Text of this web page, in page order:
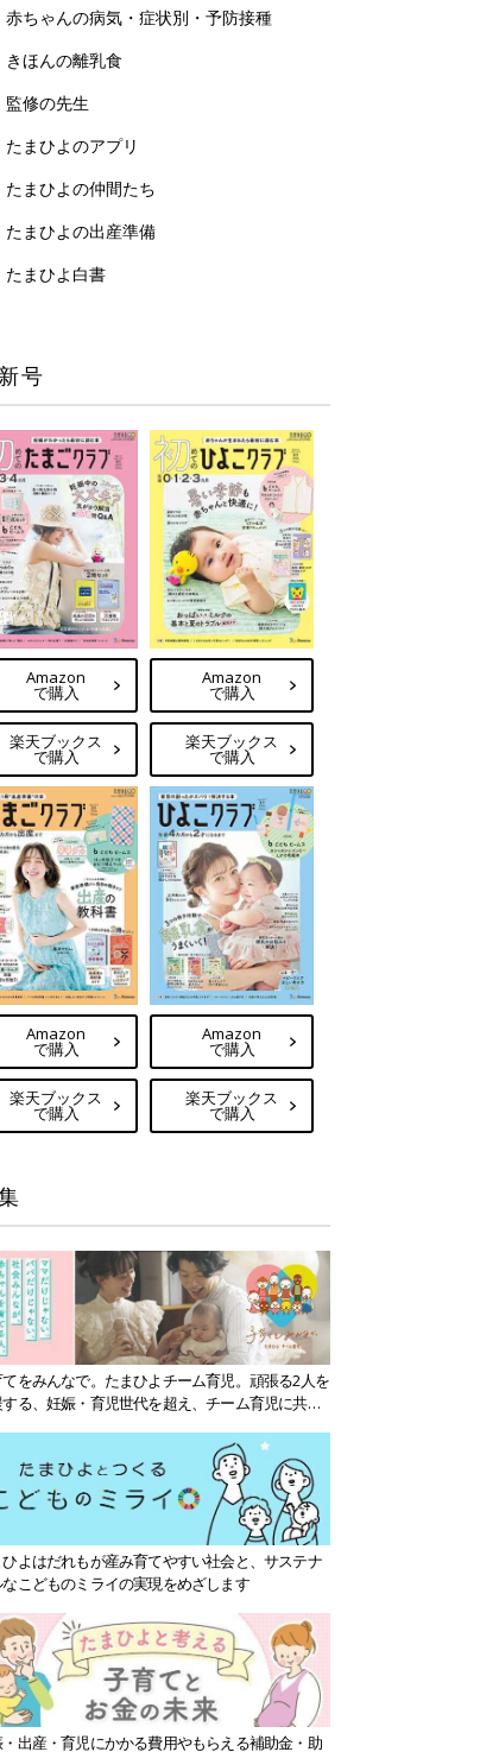
赤ちゃんの病気・症状別・予防接種
きほんの離乳食
監修の先生
たまひよのアプリ
たまひよの仲間たち
たまひよの出産準備
たまひよ白書
号
Amazon
で購入
楽天ブックス
で購入
Amazon
で購入
楽天ブックス
で購入
Amazon
で購入
楽天ブックス
で購入
Amazon
で購入
楽天ブックス
で購入
をみんなで。たまひよチーム育児。頑張る2人を
る、妊娠・育児世代を超え、チーム育児に共感
ひよはだれもが産み育てやすい社会と、サステナ
なこどものミライの実現をめざします
出産・育児にかかる費用やもらえる補助金・助